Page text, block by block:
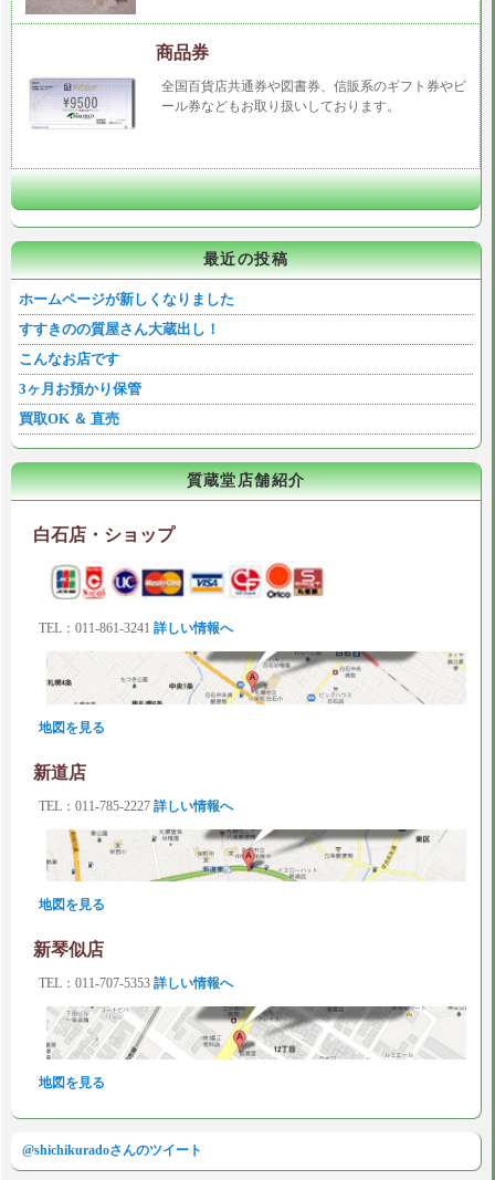
商品券
全国百貨店共通券や図書券、信販系のギフト券やビ
ール券などもお取り扱いしております。
最近の投稿
ホームページが新しくなりました
すすきのの質屋さん大蔵出し！
こんなお店です
3ヶ月お預かり保管
買取OK ＆ 直売
質蔵堂店舗紹介
白石店・ショップ
TEL：011-861-3241 詳しい情報へ
地図を見る
新道店
TEL：011-785-2227 詳しい情報へ
地図を見る
新琴似店
TEL：011-707-5353 詳しい情報へ
地図を見る
@shichikuradoさんのツイート